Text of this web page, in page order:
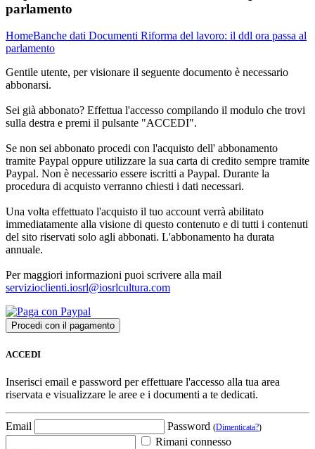
parlamento
HomeBanche dati Documenti Riforma del lavoro: il ddl ora passa al
parlamento
Gentile utente, per visionare il seguente documento è necessario
abbonarsi.
Sei già abbonato? Effettua l'accesso compilando il modulo che trovi
sulla destra e premi il pulsante "ACCEDI".
Se non sei abbonato procedi con l'acquisto dell' abbonamento
tramite Paypal oppure utilizzare la sua carta di credito sempre tramite
Paypal. Non è necessario essere iscritti a Paypal. Durante la
procedura di acquisto verranno chiesti i dati necessari.
Una volta effettuato l'acquisto il tuo account verrà abilitato
immediatamente alla visione di questo contenuto e di tutti i contenuti
del sito riservati solo agli abbonati. L'abbonamento ha durata
annuale.
Per maggiori informazioni puoi scrivere alla mail
servizioclienti.iosrl@iosrlcultura.com
ACCEDI
Inserisci email e password per effettuare l'accesso alla tua area
riservata e visualizzare le aree e i documenti a te dedicati.
Email Password (Dimenticata?)
Rimani connesso